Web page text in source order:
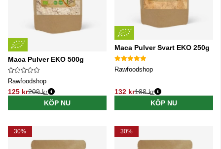
Maca Pulver EKO 500g
Rawfoodshop
125 kr
Ordinarie pris:
209 kr
KÖP NU
Maca Pulver Svart EKO 250g
Rawfoodshop
132 kr
Ordinarie pris:
188 kr
KÖP NU
30% 30%